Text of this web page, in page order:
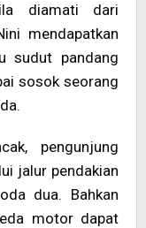
diamati dari
mendapatkan
sudut pandang
sosok seorang
pengunjung
jalur pendakian
dua. Bahkan
motor dapat